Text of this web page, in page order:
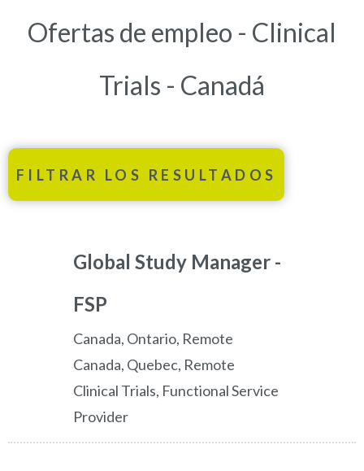
Ofertas de empleo - Clinical
Trials - Canadá
FILTRAR LOS RESULTADOS
Global Study Manager -
FSP
Canada, Ontario, Remote
Canada, Quebec, Remote
Clinical Trials, Functional Service
Provider